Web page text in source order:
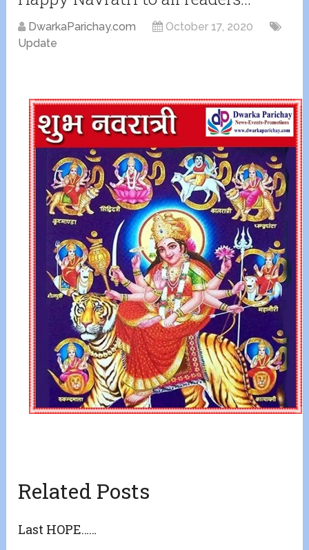
DwarkaParichay.com
October 17, 2020
Update
Related Posts
Last HOPE……